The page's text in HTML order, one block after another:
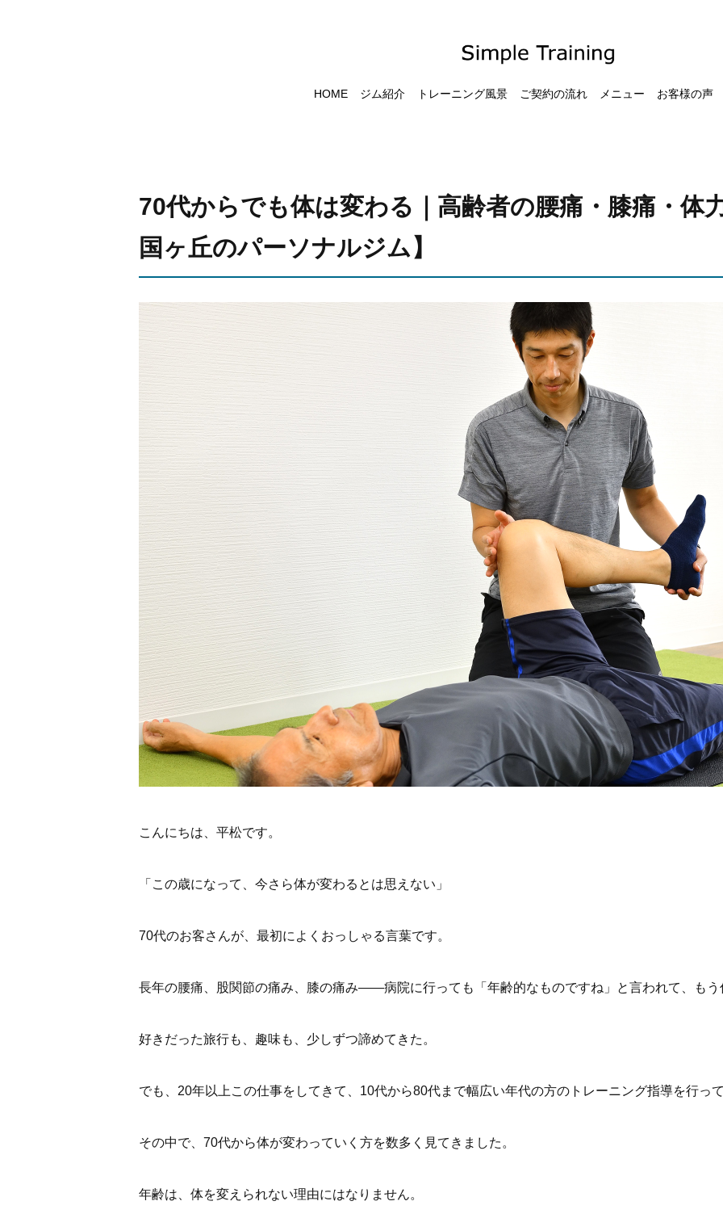
HOME ジム紹介 トレーニング風景 ご契約の流れ メニュー お客様の声
70代からでも体は変わる｜高齢者の腰痛・膝痛・体
国ヶ丘のパーソナルジム】
こんにちは、平松です。
「この歳になって、今さら体が変わるとは思えない」
70代のお客さんが、最初によくおっしゃる言葉です。
長年の腰痛、股関節の痛み、膝の痛み——病院に行っても「年齢的なものですね」と言われて、もう
好きだった旅行も、趣味も、少しずつ諦めてきた。
でも、20年以上この仕事をしてきて、10代から80代まで幅広い年代の方のトレーニング指導を行って
その中で、70代から体が変わっていく方を数多く見てきました。
年齢は、体を変えられない理由にはなりません。